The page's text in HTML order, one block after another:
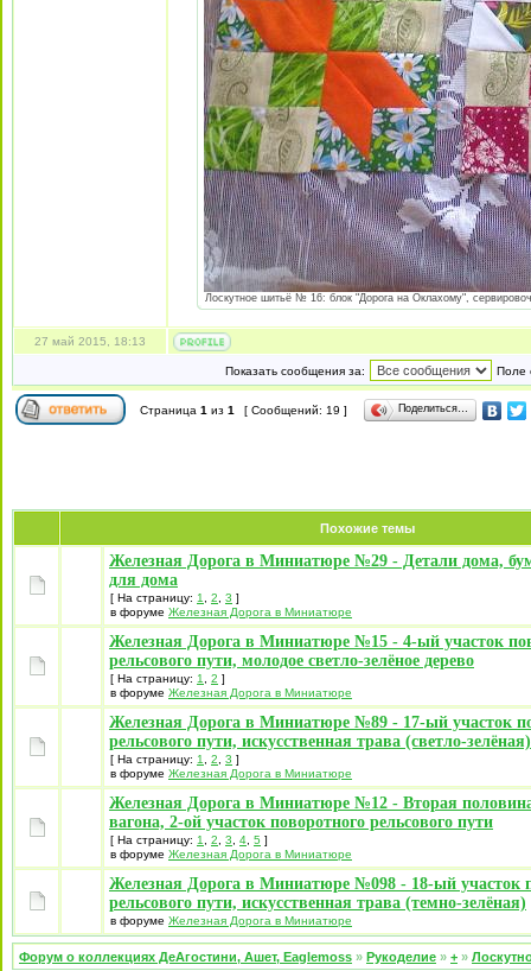
Лоскутное шитьё № 16: блок "Дорога на Оклахому",
27 май 2015, 18:13
Показать сообщения за: Поле
Страница 1 из 1 [ Сообщений: 19 ] Поделиться…
Похожие темы
Железная Дорога в Миниатюре №29 - Детали дома,
для дома
[ На страницу: 1 2 3 ]
в форуме Железная Дорога в Миниатюре
Железная Дорога в Миниатюре №15 - 4-ый участок
рельсового пути, молодое светло-зелёное дерево
[ На страницу: 1 2 ]
в форуме Железная Дорога в Миниатюре
Железная Дорога в Миниатюре №89 - 17-ый участок
рельсового пути, искусственная трава (светло-зелёная)
[ На страницу: 1 2 3 ]
в форуме Железная Дорога в Миниатюре
Железная Дорога в Миниатюре №12 - Вторая
вагона, 2-ой участок поворотного рельсового пути
[ На страницу: 1 2 3 4 5 ]
в форуме Железная Дорога в Миниатюре
Железная Дорога в Миниатюре №098 - 18-ый участок
рельсового пути, искусственная трава (темно-зелёная)
в форуме Железная Дорога в Миниатюре
Форум о коллекциях ДеАгостини, Ашет, Eaglemoss » Рукоделие » + »